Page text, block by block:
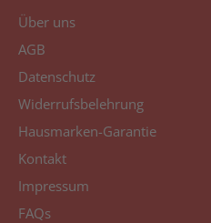
Über uns
AGB
Datenschutz
Widerrufsbelehrung
Hausmarken-Garantie
Kontakt
Impressum
FAQs